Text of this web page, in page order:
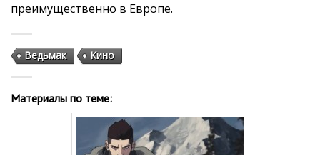
преимущественно в Европе.
Ведьмак Кино
Материалы по теме: